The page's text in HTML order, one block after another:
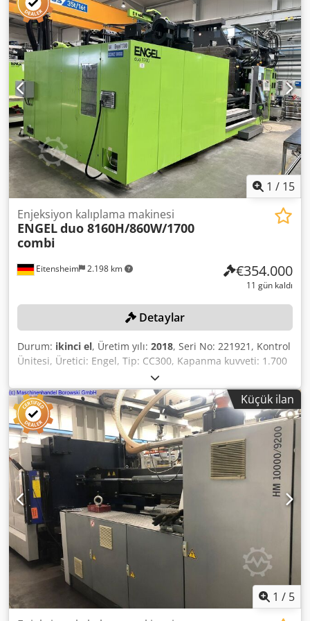
mm, Yatay/Dikey açıklık: 1.850/1.400 mm, 12 kademe, 48
sıcak kanal, Çekirdek çekme mekanizması hidrolik: 5 (DS) 5
(AS), Vida çapı: 105/60 mm, Enjeksiyon ağırlığı: 4.100/600 g,
Çıkarma robotu, Üretici: Krauss Maffei, Bantlı konveyör,
yaklaşık 5.000 x 1.400 mm +++ Dikkat: Makine, çevrimiçi bir
açık artırmanın parçasıdır! +++ Dcjdpfx Aezn Aqfjitjk
1 / 15
Eitensheim 2.198 km
Enjeksiyon kalıplama makinesi
ENGELduo 8160H/860W/1700
combi
€354.000
11 gün kaldı
Detaylar
Durum: ikinci el, Üretim yılı: 2018, Seri No: 221921, Kontrol
Ünitesi, Üretici: Engel, Tip: CC300, Kapanma kuvveti: 1.700
ton, 2 enjeksiyon ünitesi, Döner tabla, Montaj yüksekliği
min./maks.: 800 - 1.600 mm, Plaka mesafesi: 3.350 mm,
Yatay/dikey açıklık: 1.850 / 1.415 mm, 16 kademe, 64 sıcak
kanal, Kalıp çekme sistemi hidrolik: 4 (DS) / 4 (AS), Vida
çapı: 105 / 50 mm, Enjeksiyon ağırlığı: 4.050 / 410 g,
Çalışma saati: 22.401, Makine ağırlığı: 75.400 kg, Kalıp
sıcaklık kontrol sistemi, Üretici: Oni, Tip: Rhytemper
FlexControl 32, 4 x 8'li blok modül 125 °C, 6'lı blok modül
125 °C, Görselleştirme ünitesi, Parça çıkarma sistemi,
Üretici: Engel, Tip: Viper 60, 5 eksen (X, Y, Z, C, B ekseni),
Meme mesafesi: 300 mm, Üretim yılı: 2018, Seri No:
221938, Parça muhafazası, Boşaltma konveyörü, Mobil
konveyör, Üretici: Engel, Tip: BGR FB100 KMAT, Üretim yılı:
2018, Seri No: 2144098, Uzunluk yakl.: 4.200 mm, Genişlik:
1.000 mm, Harici sıcaklık kontrol cihazı ve malzeme
dozajlama sistemi, bu ürünün bir parçası değildir.
Hasarlar: Hidrolik hortumlarda kaçak bulunmaktadır.
Küçük ilan
1 / 5